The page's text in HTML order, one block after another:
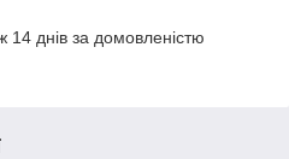
днів за домовленістю